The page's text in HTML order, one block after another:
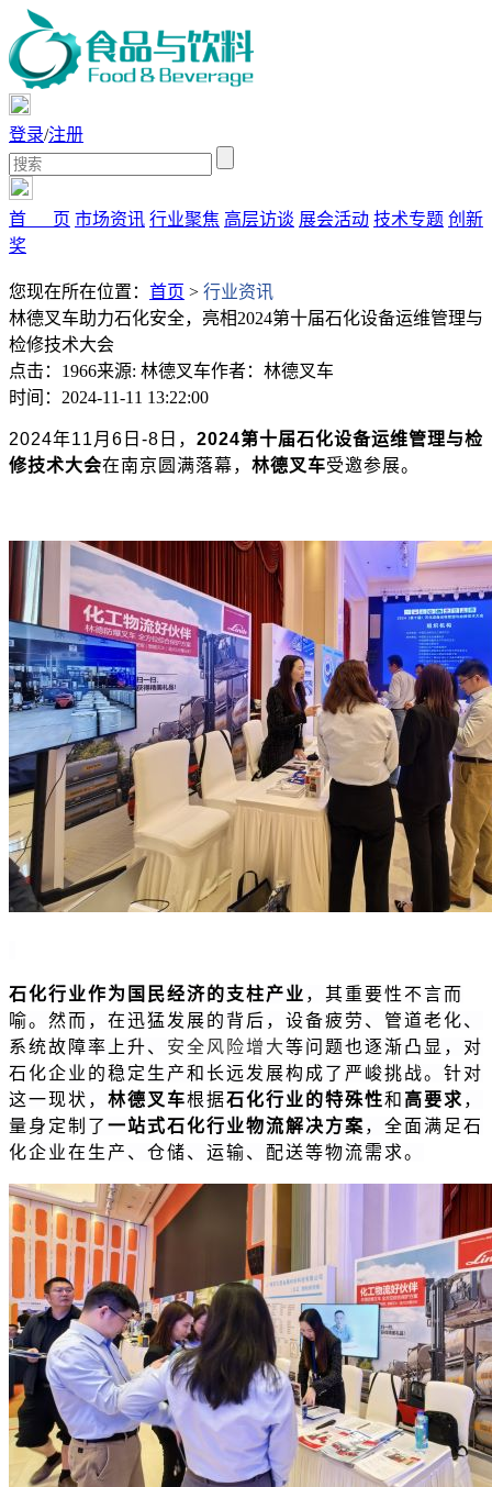
登录/注册
首 页 市场资讯 行业聚焦 高层访谈 展会活动 技术专题 创新
奖
您现在所在位置： 首页 > 行业资讯
林德叉车助力石化安全，亮相2024第十届石化设备运维管理与
检修技术大会
点击：1966来源: 林德叉车作者：林德叉车
时间：2024-11-11 13:22:00
2024年11月6日-8日， 2024第十届石化设备运维管理与检
修技术大会在南京圆满落幕， 林德叉车受邀参展。
石化行业作为国民经济的支柱产业 ，其重要性不言而
喻。然而，在迅猛发展的背后，设备疲劳、管道老化、
系统故障率上升、 安全风险增大等问题也逐渐凸显，对
石化企业的稳定生产和长远发展构成了严峻挑战。针对
这一现状， 林德叉车根据石化行业的特殊性和 高要求 ，
量身定制了 一站式石化行业物流解决方案 ，全面满足石
化企业在生产、仓储、运输、配送等物流需求。